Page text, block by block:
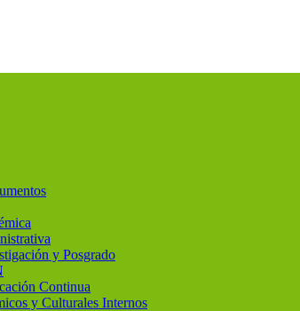
y Posgrado
Continua
y Culturales Internos